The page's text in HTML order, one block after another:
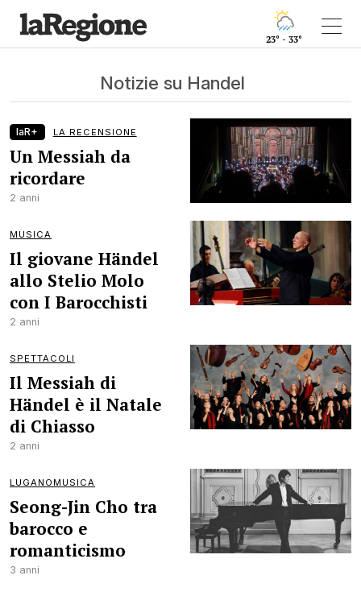
23° - 33°
Notizie su Handel
laR+ LA RECENSIONE
Un Messiah da
ricordare
2 anni
MUSICA
Il giovane Händel
allo Stelio Molo
con I Barocchisti
2 anni
SPETTACOLI
Il Messiah di
Händel è il Natale
di Chiasso
2 anni
LUGANOMUSICA
Seong-Jin Cho tra
barocco e
romanticismo
3 anni